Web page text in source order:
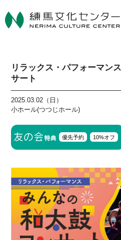
リラックス・パフォーマン
サート
2025.03.02（日）
小ホール(つつじホール)
優先予約 10%オフ